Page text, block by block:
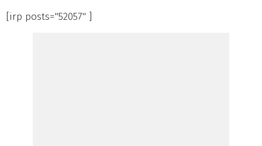
[irp posts="52057" ]